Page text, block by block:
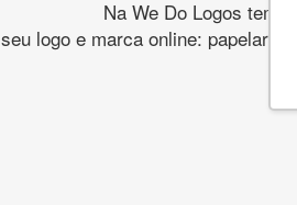
Na We Do Logos
logo e marca online: